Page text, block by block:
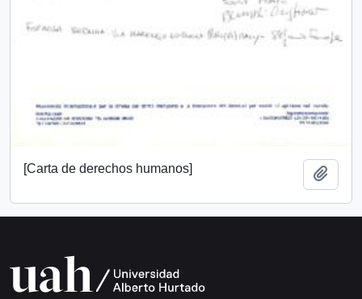
[Carta de derechos humanos]